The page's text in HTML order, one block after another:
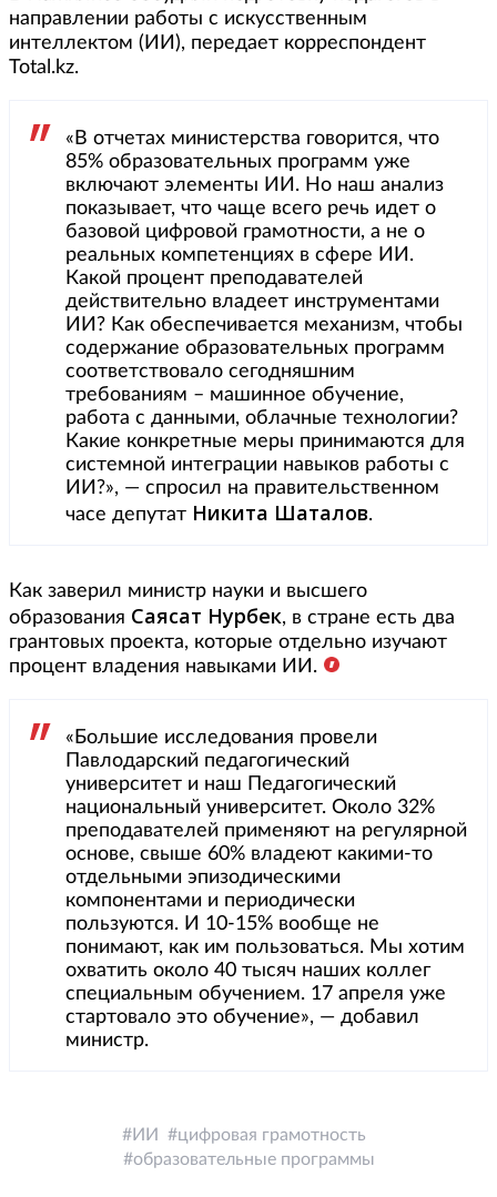
направлении работы с искусственным
интеллектом (ИИ), передает корреспондент
Total.kz.
«В отчетах министерства говорится, что
85% образовательных программ уже
включают элементы ИИ. Но наш анализ
показывает, что чаще всего речь идет о
базовой цифровой грамотности, а не о
реальных компетенциях в сфере ИИ.
Какой процент преподавателей
действительно владеет инструментами
ИИ? Как обеспечивается механизм, чтобы
содержание образовательных программ
соответствовало сегодняшним
требованиям – машинное обучение,
работа с данными, облачные технологии?
Какие конкретные меры принимаются для
системной интеграции навыков работы с
ИИ?», — спросил на правительственном
часе депутат Никита Шаталов.
Как заверил министр науки и высшего
образования Саясат Нурбек, в стране есть два
грантовых проекта, которые отдельно изучают
процент владения навыками ИИ.
«Большие исследования провели
Павлодарский педагогический
университет и наш Педагогический
национальный университет. Около 32%
преподавателей применяют на регулярной
основе, свыше 60% владеют какими-то
отдельными эпизодическими
компонентами и периодически
пользуются. И 10-15% вообще не
понимают, как им пользоваться. Мы хотим
охватить около 40 тысяч наших коллег
специальным обучением. 17 апреля уже
стартовало это обучение», — добавил
министр.
ИИ
цифровая грамотность
образовательные программы